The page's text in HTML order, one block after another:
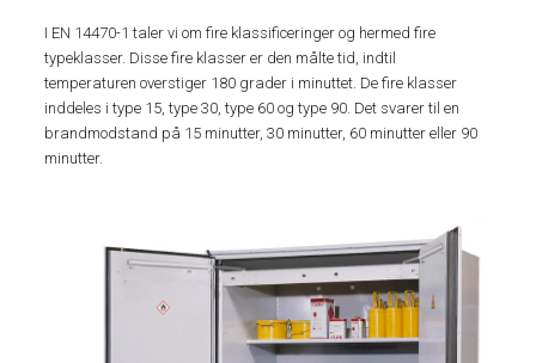
I EN 14470-1 taler vi om fire klassificeringer og hermed fire
typeklasser. Disse fire klasser er den målte tid, indtil
temperaturen overstiger 180 grader i minuttet. De fire klasser
inddeles i type 15, type 30, type 60 og type 90. Det svarer til en
brandmodstand på 15 minutter, 30 minutter, 60 minutter eller 90
minutter.